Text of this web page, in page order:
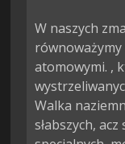
W naszych
równoważymy
atomowymi. ,
Walka
słabszych,